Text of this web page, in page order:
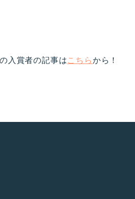
入賞者の記事はこちらから！